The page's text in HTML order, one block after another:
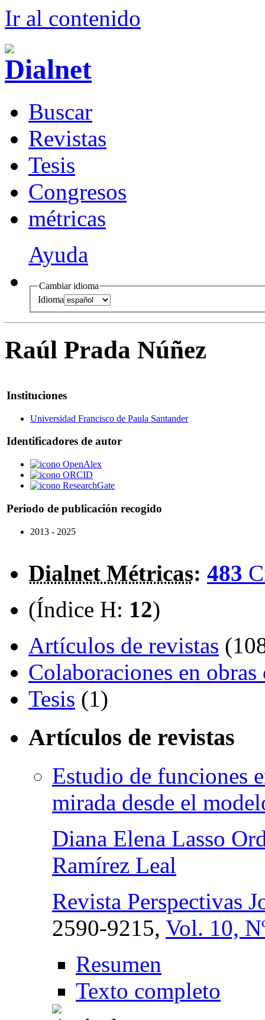
Ir al contenido
Buscar
Revistas
Tesis
Congresos
métricas
Ayuda
Cambiar idioma
Idioma
Raúl Prada Núñez
Instituciones
Universidad Francisco de Paula Santander
Identificadores de autor
OpenAlex
ORCID
ResearchGate
Periodo de publicación recogido
2013 - 2025
Dialnet Métricas: 483
(Índice H: 12)
Artículos de revistas
Colaboraciones en
Tesis (1)
Artículos de revistas
Estudio de funciones
mirada desde el
Diana Elena Lasso
Ramírez Leal
Revista Perspectivas
2590-9215, Vol. 10,
Resumen
Texto completo